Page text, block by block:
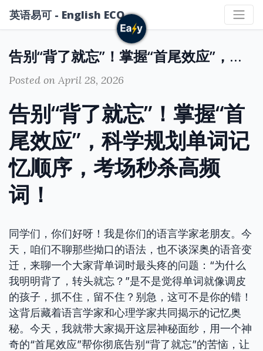
英语易可 - English ECO
告别“背了就忘”！掌握“首尾效应”，科学规划单词记忆顺序，考场秒杀高频词！
Posted on April 28, 2026
告别“背了就忘”！掌握“首
尾效应”，科学规划单词记
忆顺序，考场秒杀高频
词！
同学们，你们好呀！我是你们的语言学家老朋友。今
天，咱们不聊那些拗口的语法，也不谈深奥的语音变
迁，来聊一个大家背单词时最头疼的问题：“为什么
我明明背了，转头就忘？”是不是觉得单词就像调皮
的孩子，抓不住，留不住？别急，这可不是你的错！
这背后藏着语言学家和心理学家共同揭示的记忆奥
秘。今天，我就带大家揭开这层神秘面纱，用一个神
奇的“首尾效应”帮你彻底告别“背了就忘”的苦恼，让